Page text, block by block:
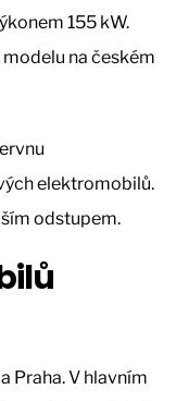
155 kW.
na českém
elektromobilů.
odstupem.
Praha. V hlavním